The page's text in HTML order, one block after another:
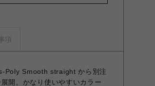
項
Poly Smooth straight から別注
開。かなり使いやすいカラー